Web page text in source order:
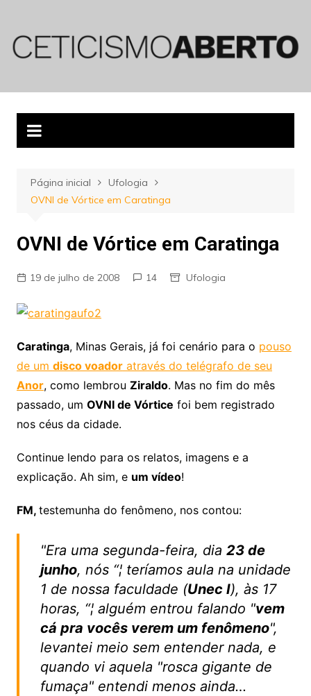
conteúdo
Página inicial
Ufologia
OVNI de Vórtice em Caratinga
OVNI de Vórtice em Caratinga
19 de julho de 2008 14 Ufologia
Caratinga, Minas Gerais, já foi cenário para o pouso
de um disco voadoratravés do telégrafo de seu
Anor, como lembrou Ziraldo. Mas no fim do mês
passado, um OVNI de Vórtice foi bem registrado
nos céus da cidade.
Continue lendo para os relatos, imagens e a
explicação. Ah sim, e um vídeo!
FM, testemunha do fenômeno, nos contou:
"Era uma segunda-feira, dia 23 de
junho, nós “¦ teríamos aula na unidade
1 de nossa faculdade (Unec I), às 17
horas, “¦ alguém entrou falando "vem
cá pra vocês verem um fenômeno",
levantei meio sem entender nada, e
quando vi aquela "rosca gigante de
fumaça" entendi menos ainda…